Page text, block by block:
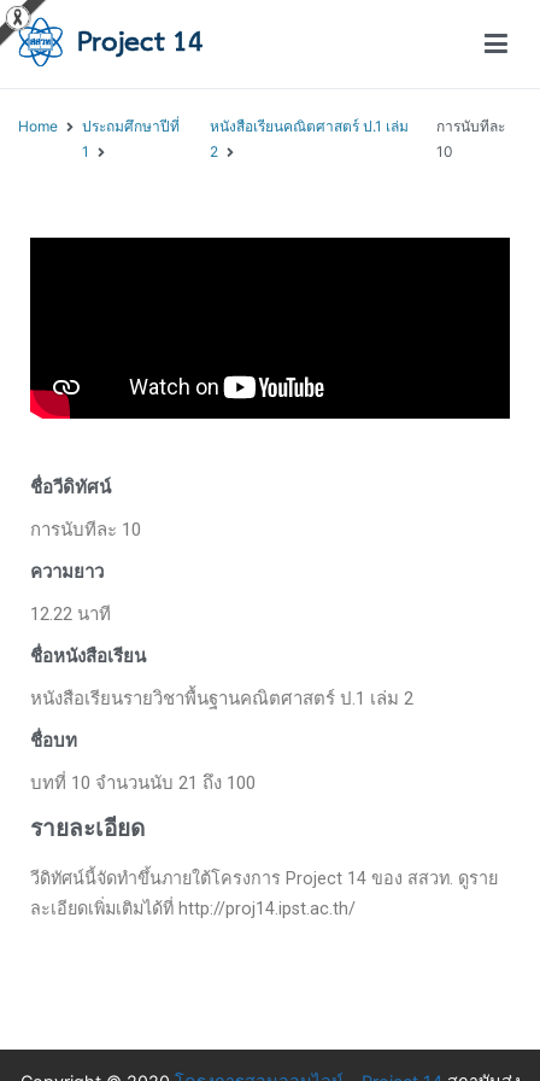
Home
ประถมศึกษาปีที่
1
หนังสือเรียนคณิตศาสตร์ ป.1 เล่ม
2
การนับทีละ
10
ชื่อวีดิทัศน์
การนับทีละ 10
ความยาว
12.22 นาที
ชื่อหนังสือเรียน
หนังสือเรียนรายวิชาพื้นฐานคณิตศาสตร์ ป.1 เล่ม 2
ชื่อบท
บทที่ 10 จำนวนนับ 21 ถึง 100
รายละเอียด
วีดิทัศน์นี้จัดทำขึ้นภายใต้โครงการ Project 14 ของ สสวท. ดูราย
ละเอียดเพิ่มเติมได้ที่ http://proj14.ipst.ac.th/